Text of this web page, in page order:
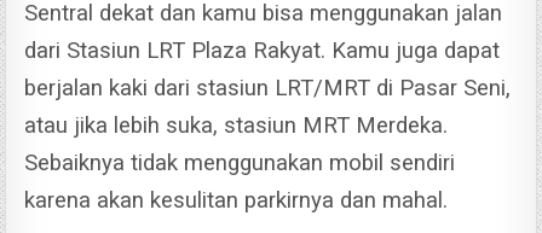
Sentral dekat dan kamu bisa menggunakan jalan
dari Stasiun LRT Plaza Rakyat. Kamu juga dapat
berjalan kaki dari stasiun LRT/MRT di Pasar Seni,
atau jika lebih suka, stasiun MRT Merdeka.
Sebaiknya tidak menggunakan mobil sendiri
karena akan kesulitan parkirnya dan mahal.